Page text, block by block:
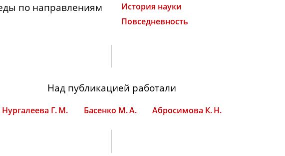
по направлениям
История науки
Повседневность
Над публикацией работали
Нургалеева Г. М. Басенко М. А. Абросимова К. Н.